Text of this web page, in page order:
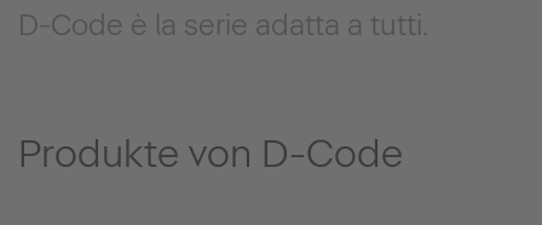
D-Code è la serie adatta a tutti.
Produkte von D-Code